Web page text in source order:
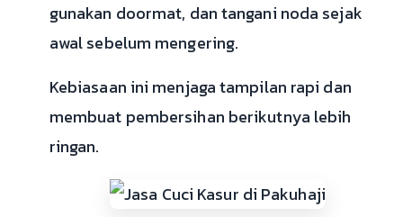
gunakan doormat, dan tangani noda sejak
awal sebelum mengering.
Kebiasaan ini menjaga tampilan rapi dan
membuat pembersihan berikutnya lebih
ringan.